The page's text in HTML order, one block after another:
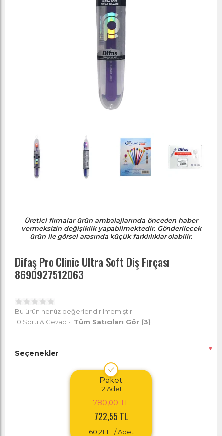
Üretici firmalar ürün ambalajlarında önceden haber
vermeksizin değişiklik yapabilmektedir. Gönderilecek
ürün ile görsel arasında küçük farklılıklar olabilir.
Difaş Pro Clinic Ultra Soft Diş Fırçası
8690927512063
Bu ürün henüz değerlendirilmemiştir.
0 Soru & Cevap • Tüm Satıcıları Gör (3)
Seçenekler *
Paket
12 Adet
780,00 TL
722,55 TL
60,21 TL / Adet